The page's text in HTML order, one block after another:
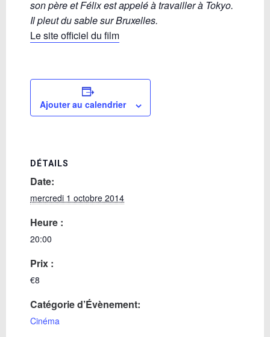
son père et Félix est appelé à travailler à Tokyo.
Il pleut du sable sur Bruxelles.
Le site officiel du film
Ajouter au calendrier
DÉTAILS
Date:
mercredi 1 octobre 2014
Heure :
20:00
Prix :
€8
Catégorie d’Évènement:
Cinéma